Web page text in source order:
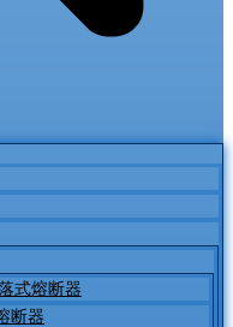
式熔断器
断器